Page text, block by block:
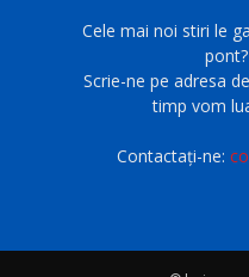
Cele mai noi stiri le
Scrie-ne pe adresa
timp vom
Contactați-ne: